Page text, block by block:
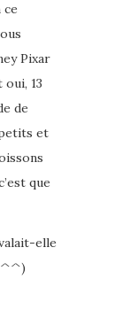
ce
Pixar
13
de
et
que
elle
^^)